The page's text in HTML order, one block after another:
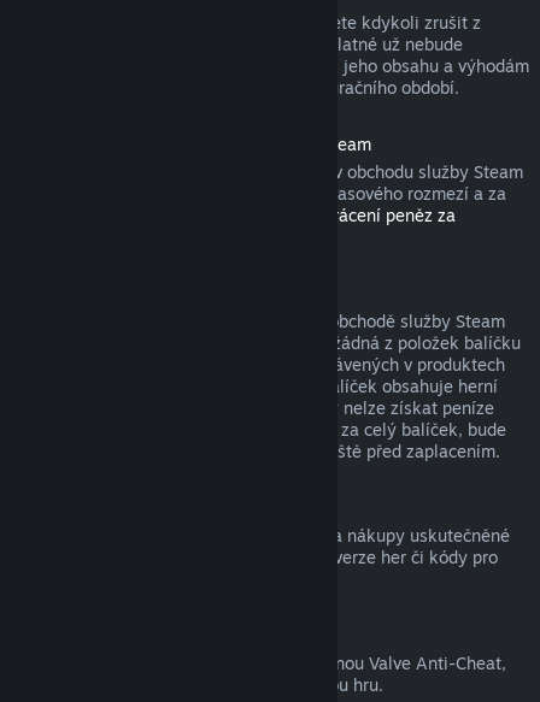
Nezapomeňte, že aktivní předplatné můžete kdykoli zrušit z
. Tím zajistíte, že předplatné už nebude
automaticky obnoveno, nicméně přístup k jeho obsahu a výhodám
Vám zůstane do konce probíhajícího fakturačního období.
Hardware zakoupený v obchodu služby Steam
U hardwaru a příslušenství zakoupeného v obchodu služby Steam
můžete zažádat o vrácení peněz v rámci časového rozmezí a za
Podmínkách vrácení peněz za
Peníze utracené za balíček zakoupený v obchodě služby Steam
lze získat zpět v plné výši, pokud nebyla žádná z položek balíčku
převedena na jiný účet a součet hodin strávených v produktech
balíčku nepřesahuje dvě hodiny. Pokud balíček obsahuje herní
položku nebo stáhnutelný obsah, za který nelze získat peníze
zpět, a tím pádem nelze získat peníze ani za celý balíček, bude
zákazník na tuto skutečnost upozorněn ještě před zaplacením.
Společnost Valve nemůže vracet peníze za nákupy uskutečněné
mimo službu Steam (například krabicové verze her či kódy pro
Pokud je uživatel ve hře zabanován ochranou Valve Anti-Cheat,
přichází o právo na vrácení peněz za danou hru.